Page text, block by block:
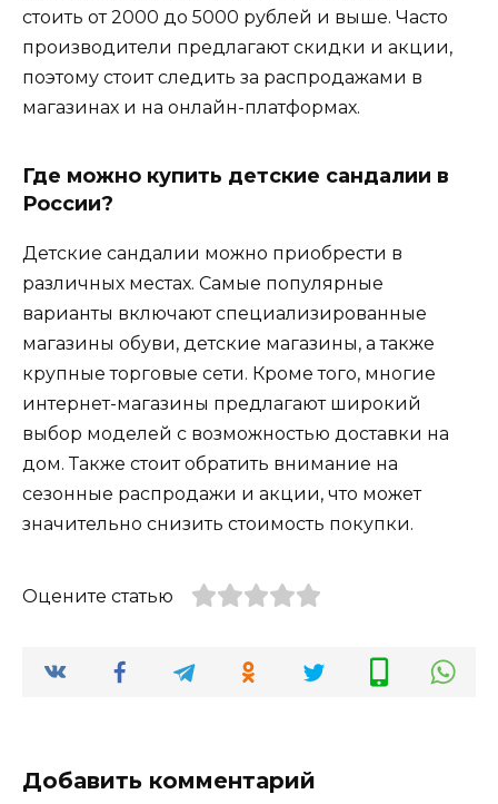
стоить от 2000 до 5000 рублей и выше. Часто
производители предлагают скидки и акции,
поэтому стоит следить за распродажами в
магазинах и на онлайн-платформах.
Где можно купить детские сандалии в
России?
Детские сандалии можно приобрести в
различных местах. Самые популярные
варианты включают специализированные
магазины обуви, детские магазины, а также
крупные торговые сети. Кроме того, многие
интернет-магазины предлагают широкий
выбор моделей с возможностью доставки на
дом. Также стоит обратить внимание на
сезонные распродажи и акции, что может
значительно снизить стоимость покупки.
Оцените статью
Добавить комментарий